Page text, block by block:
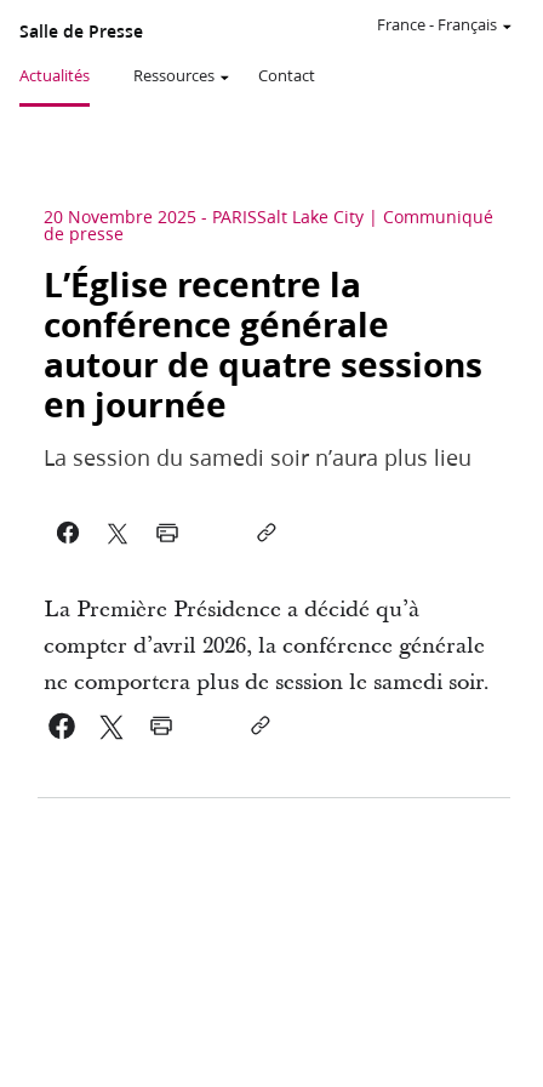
Salle de Presse
Actualités Ressources Contact
France- Français
20 Novembre 2025 - PARISSalt Lake City Communiqué
de presse
L’Église recentre la
conférence générale
autour de quatre sessions
en journée
La session du samedi soir n’aura plus lieu
La Première Présidence a décidé qu’à
compter d’avril 2026, la conférence générale
ne comportera plus de session le samedi soir.